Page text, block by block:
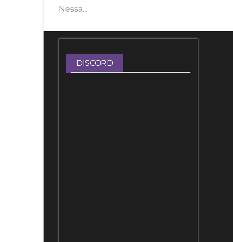
Nessa…
DISCORD